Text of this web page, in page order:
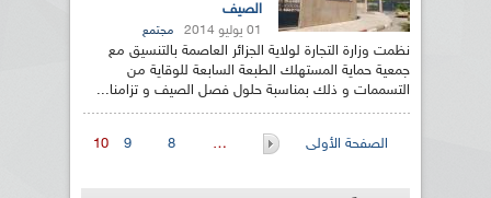
الصيف
01 يوليو 2014 مجتمع
نظمت وزارة التجارة لولاية الجزائر العاصمة بالتنسيق مع
جمعية حماية المستهلك الطبعة السابعة للوقاية من
التسممات و ذلك بمناسبة حلول فصل الصيف و تزامنا...
الصفحات
الصفحة الأولى …
8
9
10